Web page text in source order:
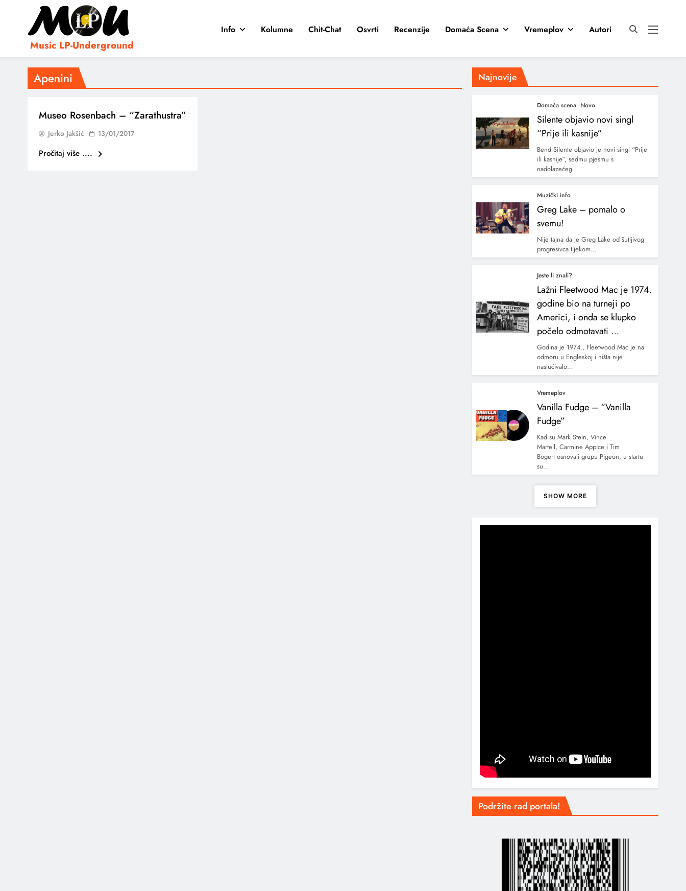
Music LP-Underground
Info Kolumne Chit-Chat Osvrti Recenzije Domaća Scena Vremeplov Autori
Apenini
Museo Rosenbach – “Zarathustra”
Jerko Jakšić 13/01/2017
Pročitaj više ....
Najnovije
Domaća scena Novo
Silente objavio novi singl
“Prije ili kasnije”
Bend Silente objavio je novi singl “Prije
ili kasnije”, sedmu pjesmu s
nadolazećeg…
Muzički info
Greg Lake – pomalo o
svemu!
Nije tajna da je Greg Lake od šutljivog
progresivca tijekom…
Jeste li znali?
Lažni Fleetwood Mac je 1974.
godine bio na turneji po
Americi, i onda se klupko
počelo odmotavati …
Godina je 1974., Fleetwood Mac je na
odmoru u Engleskoj i ništa nije
naslućivalo…
Vremeplov
Vanilla Fudge – “Vanilla
Fudge”
Kad su Mark Stein, Vince
Martell, Carmine Appice i Tim
Bogert osnovali grupu Pigeon, u startu
su…
SHOW MORE
Podržite rad portala!